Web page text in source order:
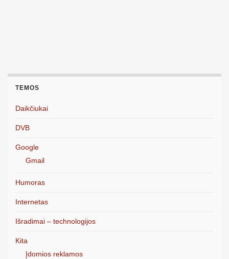
TEMOS
Daikčiukai
DVB
Google
Gmail
Humoras
Internetas
Išradimai – technologijos
Kita
Įdomios reklamos